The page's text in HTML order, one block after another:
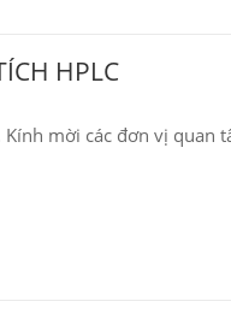
HPLC
Kính mời các đơn vị quan